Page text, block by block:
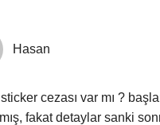
Hasan
cezası var mı ?
fakat detaylar sanki